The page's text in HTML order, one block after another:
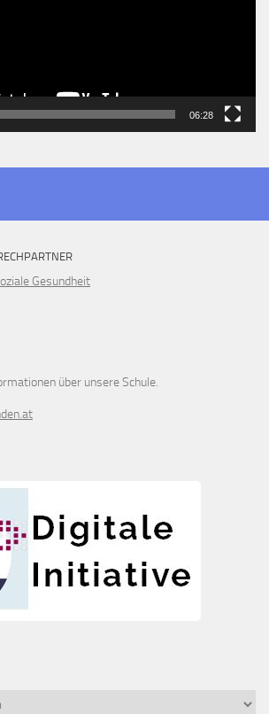
06:28
Gesundheit
über unsere Schule.